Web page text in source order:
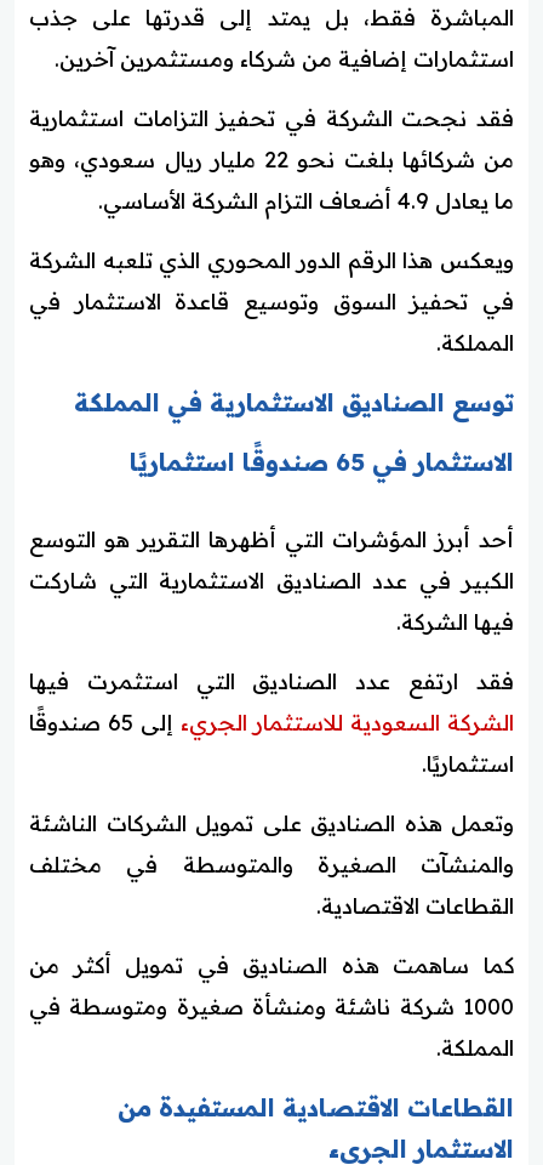
المباشرة فقط، بل يمتد إلى قدرتها على جذب
استثمارات إضافية من شركاء ومستثمرين آخرين.
فقد نجحت الشركة في تحفيز التزامات استثمارية
من شركائها بلغت نحو 22 مليار ريال سعودي، وهو
ما يعادل 4.9 أضعاف التزام الشركة الأساسي.
ويعكس هذا الرقم الدور المحوري الذي تلعبه الشركة
في تحفيز السوق وتوسيع قاعدة الاستثمار في
المملكة.
توسع الصناديق الاستثمارية في المملكة
الاستثمار في 65 صندوقًا استثماريًا
أحد أبرز المؤشرات التي أظهرها التقرير هو التوسع
الكبير في عدد الصناديق الاستثمارية التي شاركت
فيها الشركة.
فقد ارتفع عدد الصناديق التي استثمرت فيها
الشركة السعودية للاستثمار الجريء
إلى 65 صندوقًا
استثماريًا.
وتعمل هذه الصناديق على تمويل الشركات الناشئة
والمنشآت الصغيرة والمتوسطة في مختلف
القطاعات الاقتصادية.
كما ساهمت هذه الصناديق في تمويل أكثر من
1000 شركة ناشئة ومنشأة صغيرة ومتوسطة في
المملكة.
القطاعات الاقتصادية المستفيدة من
الاستثمار الجريء